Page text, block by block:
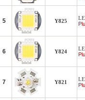
5 Y825
6 Y824
7 Y821